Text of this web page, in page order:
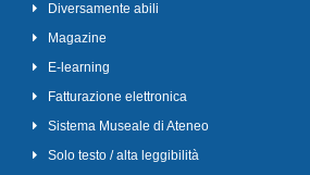
Diversamente abili
Magazine
E-learning
Fatturazione elettronica
Sistema Museale di Ateneo
Solo testo / alta leggibilità